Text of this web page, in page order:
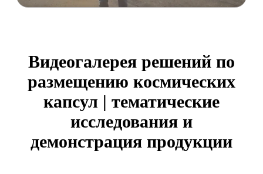
Видеогалерея решений по
размещению космических
капсул | тематические
исследования и
демонстрация продукции